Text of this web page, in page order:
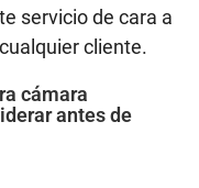
servicio de cara a
cliente.
cámara
antes de